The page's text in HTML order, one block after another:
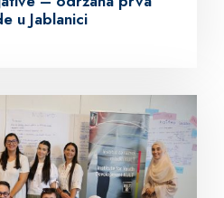
u Jablanici